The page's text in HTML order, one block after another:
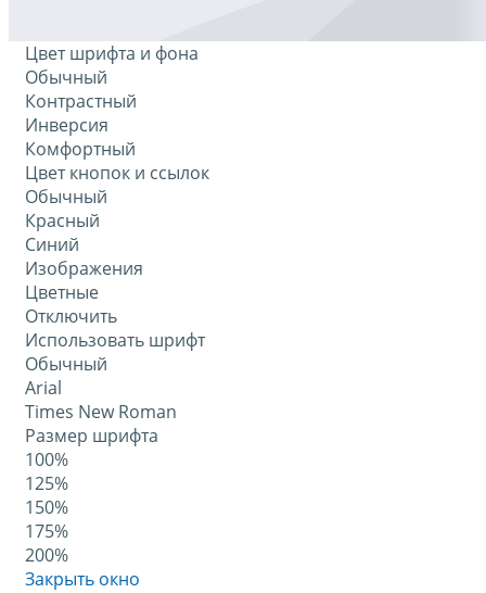
Цвет шрифта и фона
Обычный
Контрастный
Инверсия
Комфортный
Цвет кнопок и ссылок
Обычный
Красный
Синий
Изображения
Цветные
Отключить
Использовать шрифт
Обычный
Arial
Times New Roman
Размер шрифта
100%
125%
150%
175%
200%
Закрыть окно